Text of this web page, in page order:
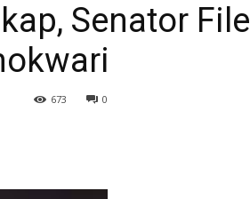
Senator
0
673